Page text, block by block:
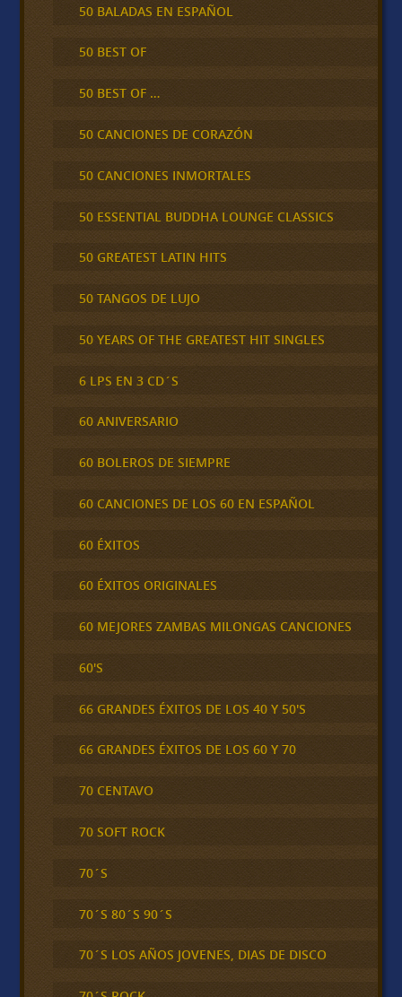
50 BALADAS EN ESPAÑOL
50 BEST OF
50 BEST OF …
50 CANCIONES DE CORAZÓN
50 CANCIONES INMORTALES
50 ESSENTIAL BUDDHA LOUNGE CLASSICS
50 GREATEST LATIN HITS
50 TANGOS DE LUJO
50 YEARS OF THE GREATEST HIT SINGLES
6 LPS EN 3 CD´S
60 ANIVERSARIO
60 BOLEROS DE SIEMPRE
60 CANCIONES DE LOS 60 EN ESPAÑOL
60 ÉXITOS
60 ÉXITOS ORIGINALES
60 MEJORES ZAMBAS MILONGAS CANCIONES
60'S
66 GRANDES ÉXITOS DE LOS 40 Y 50'S
66 GRANDES ÉXITOS DE LOS 60 Y 70
70 CENTAVO
70 SOFT ROCK
70´S
70´S 80´S 90´S
70´S LOS AÑOS JOVENES, DIAS DE DISCO